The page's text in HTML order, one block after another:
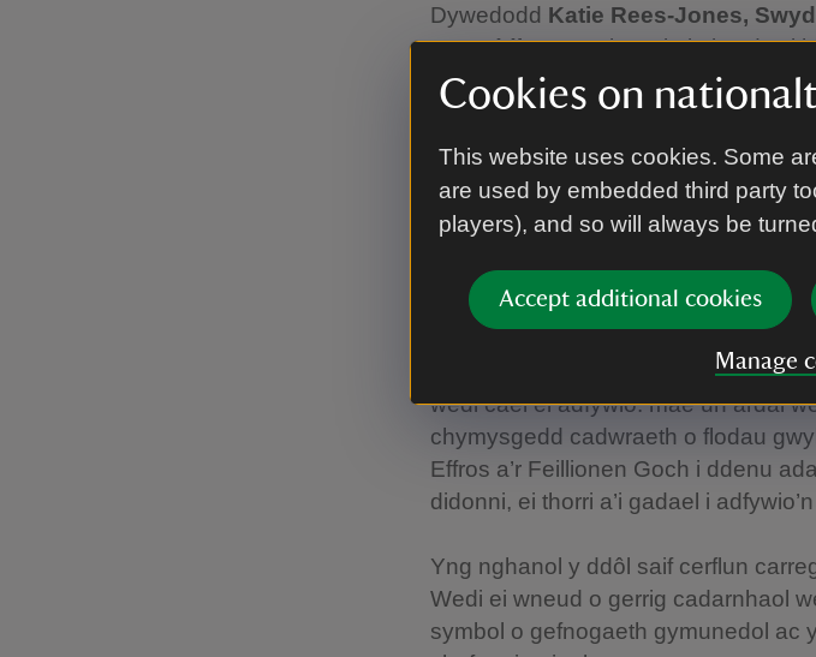
Cookies on
This website uses cookies. Some
are used by embedded third party
players), and so will always be
Accept additional cookies
Manage
Dywedodd Katie Rees-Jones,
yn Erddig: “Bu'n bwysig i ni
defnyddio'r safle er mwyn sicrhau
diwallu eu hanghenion, yn ogystal â
angen i bob un ohonom ddod o hyd
bywyd bob dydd, ac mae’r Ddôl
ychydig o le, harddwch a heddwch.”
Gyda’i gilydd, mae’r tîm wedi adfer
llwybrau hygyrch drwy’r safle. Mae
gwrychoedd fel drain gwynion a
wedi cael ei adfywio: mae un ardal
chymysgedd cadwraeth o flodau
Effros a’r Feillionen Goch i ddenu
didonni, ei thorri a’i gadael i
Yng nghanol y ddôl saif cerflun
Wedi ei wneud o gerrig cadarnhaol
symbol o gefnogaeth gymunedol ac